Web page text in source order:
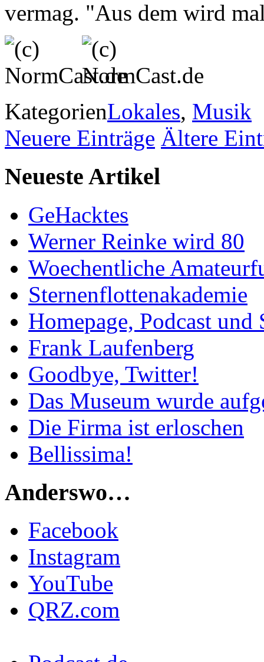
vermag. "Aus dem wird
KategorienLokales, Musik
Neuere Einträge Ältere
Neueste Artikel
GeHacktes
Werner Reinke wird 80
Woechentliche
Sternenflottenakademie
Homepage, Podcast
Frank Laufenberg
Goodbye, Twitter!
Das Museum wurde
Die Firma ist erloschen
Bellissima!
Anderswo…
Facebook
Instagram
YouTube
QRZ.com